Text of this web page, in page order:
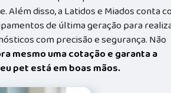
Além disso, a Latidos e Miados conta
de última geração para
com precisão e segurança. Não
mesmo uma cotação e garanta a
pet está em boas mãos.